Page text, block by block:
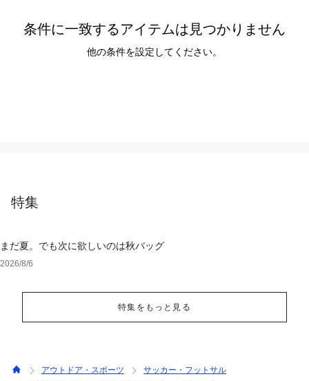
条件に一致するアイテムは見つかりません
他の条件を設定してください。
特集
まだ夏。でも次に欲しいのは秋バッグ
2026/8/6
特集をもっと見る
アウトドア・スポーツ
サッカー・フットサル